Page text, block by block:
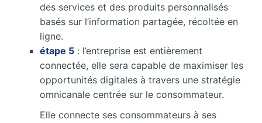
des services et des produits personnalisés
basés sur l’information partagée, récoltée en
ligne.
étape 5 : l’entreprise est entièrement
connectée, elle sera capable de maximiser les
opportunités digitales à travers une stratégie
omnicanale centrée sur le consommateur.
Elle connecte ses consommateurs à ses